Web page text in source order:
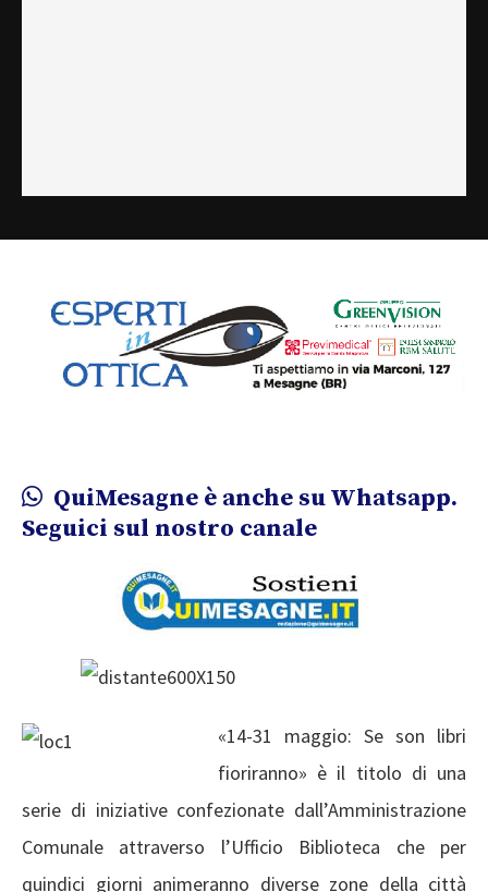
QuiMesagne è anche su Whatsapp.
Seguici sul nostro canale
«14-31 maggio: Se son libri
fioriranno» è il titolo di una
serie di iniziative confezionate dall’Amministrazione
Comunale attraverso l’Ufficio Biblioteca che per
quindici giorni animeranno diverse zone della città